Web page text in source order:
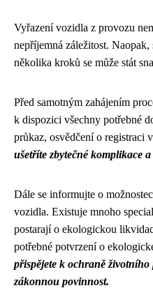
Vyřazení vozidla z provozu
nepříjemná záležitost.
několika kroků se může stát
Před samotným zahájením
k dispozici všechny potřebné
průkaz, osvědčení o registraci
ušetříte zbytečné komplikace
Dále se informujte o
vozidla. Existuje mnoho
postarají o ekologickou
potřebné potvrzení o
přispějete k ochraně
zákonnou povinnost.